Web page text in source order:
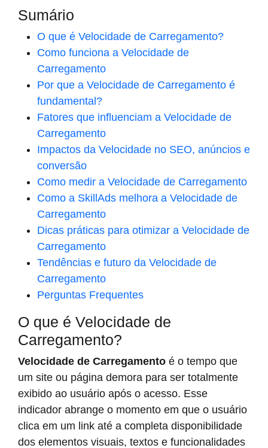
Sumário
O que é Velocidade de Carregamento?
Como funciona a Velocidade de
Carregamento
Por que a Velocidade de Carregamento é
fundamental?
Fatores que influenciam a Velocidade de
Carregamento
Impactos da Velocidade no SEO, anúncios e
conversão
Como medir a Velocidade de Carregamento
Como a SkillAds melhora a Velocidade de
Carregamento
Dicas práticas para otimizar a Velocidade de
Carregamento
Tendências e futuro da Velocidade de
Carregamento
Perguntas Frequentes
O que é Velocidade de
Carregamento?
Velocidade de Carregamento é o tempo que
um site ou página demora para ser totalmente
exibido ao usuário após o acesso. Esse
indicador abrange o momento em que o usuário
clica em um link até a completa disponibilidade
dos elementos visuais, textos e funcionalidades